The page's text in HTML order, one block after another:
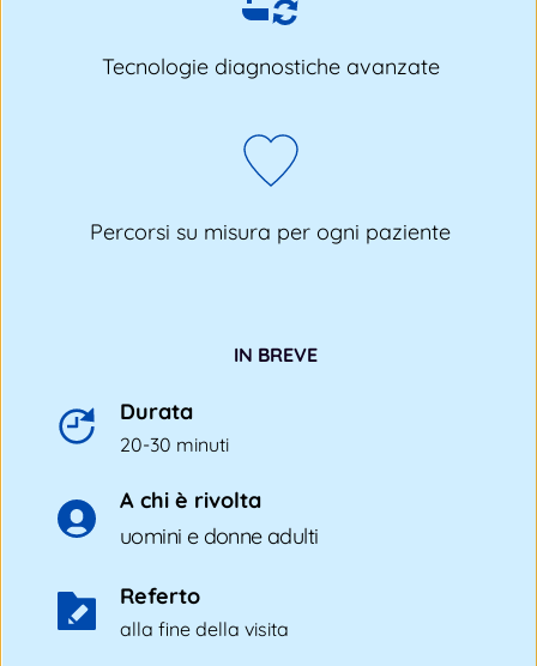
Tecnologie diagnostiche avanzate
Percorsi su misura per ogni paziente
IN BREVE
Durata
20-30 minuti
A chi è rivolta
uomini e donne adulti
Referto
alla fine della visita